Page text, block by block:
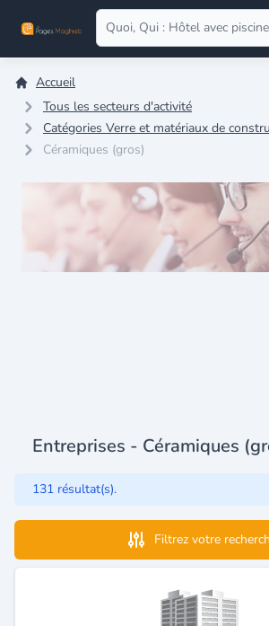
Accueil
Tous les secteurs d'activité
Catégories Verre et matériaux de
Céramiques (gros)
Entreprises - Céramiques
131 résultat(s).
Filtrez votre